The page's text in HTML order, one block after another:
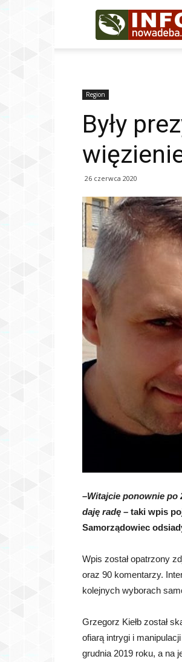
Region
Były
26 czerwca 2020
–Witajcie ponownie po
daję radę – taki wpis
Samorządowiec
Wpis został opatrzony
oraz 90 komentarzy.
kolejnych wyborach
Grzegorz Kiełb został
ofiarą intrygi i
grudnia 2019 roku, a na